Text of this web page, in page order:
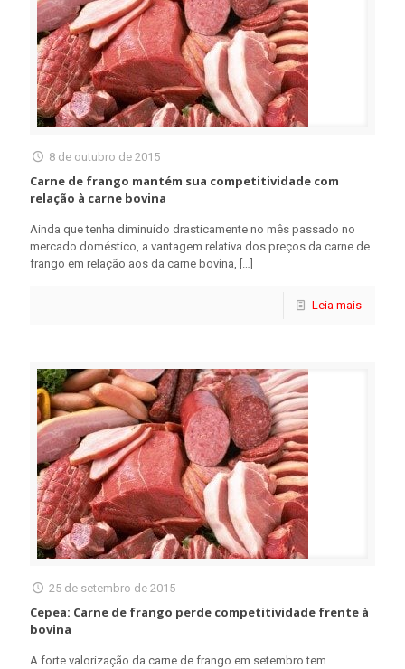
8 de outubro de 2015
Carne de frango mantém sua competitividade com
relação à carne bovina
Ainda que tenha diminuído drasticamente no mês passado no
mercado doméstico, a vantagem relativa dos preços da carne de
frango em relação aos da carne bovina, […]
Leia mais
25 de setembro de 2015
Cepea: Carne de frango perde competitividade frente à
bovina
A forte valorização da carne de frango em setembro tem